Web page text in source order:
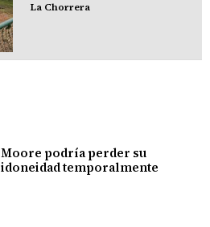
La Chorrera
Moore podría perder su
idoneidad temporalmente